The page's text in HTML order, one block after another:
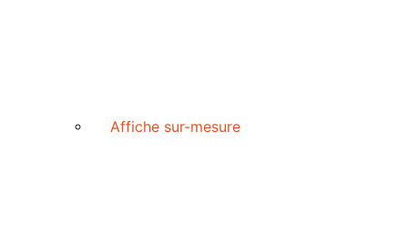
Affiche sur-mesure